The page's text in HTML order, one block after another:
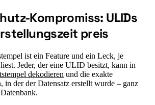
Kompromiss: ULIDs
preis
ist ein Feature und ein Leck, je
Jeder, der eine ULID besitzt, kann in
dekodieren und die exakte
in der der Datensatz erstellt wurde – ganz